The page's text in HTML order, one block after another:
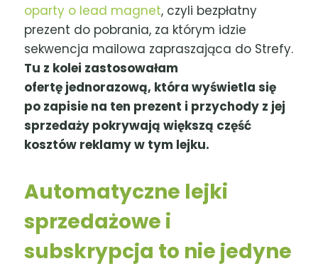
oparty o lead magnet, czyli bezpłatny
prezent do pobrania, za którym idzie
sekwencja mailowa zapraszająca do Strefy.
Tu z kolei zastosowałam
ofertę jednorazową, która wyświetla się
po zapisie na ten prezent i przychody z jej
sprzedaży pokrywają większą część
kosztów reklamy w tym lejku.
Automatyczne lejki
sprzedażowe i
subskrypcja to nie jedyne